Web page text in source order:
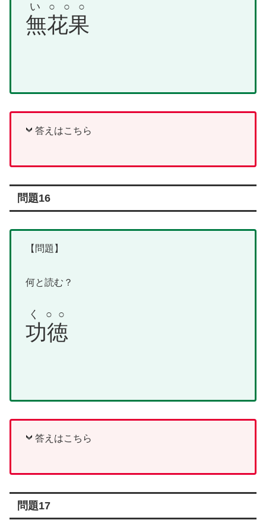
無花果
い○○○
答えはこちら
問題16
【問題】
何と読む？
功徳
く○○
答えはこちら
問題17